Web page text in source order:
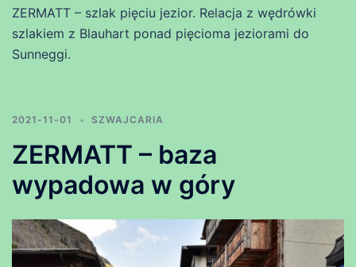
ZERMATT – szlak pięciu jezior. Relacja z wędrówki
szlakiem z Blauhart ponad pięcioma jeziorami do
Sunneggi.
2021-11-01 SZWAJCARIA
ZERMATT – baza
wypadowa w góry